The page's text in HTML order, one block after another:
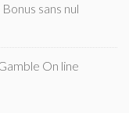
sans nul
On line